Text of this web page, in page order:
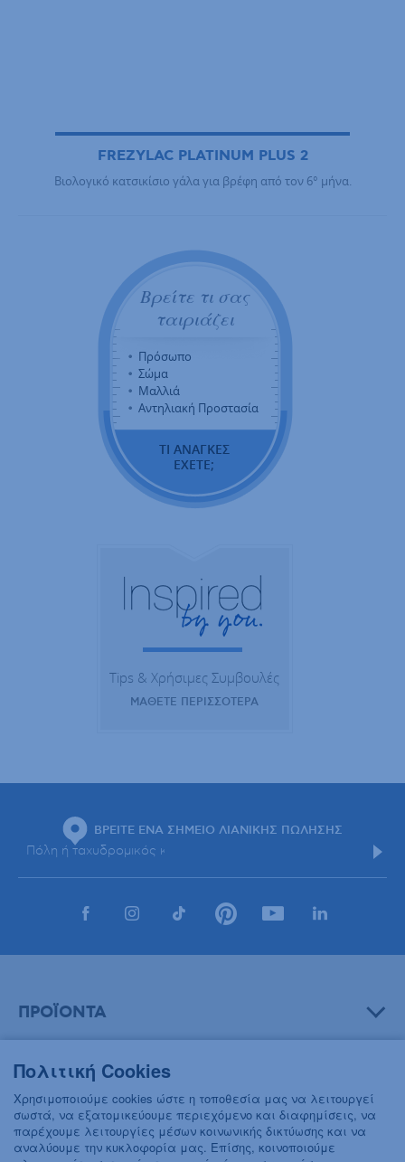
FREZYLAC PLATINUM PLUS 2
Βιολογικό κατσικίσιο γάλα για βρέφη από τον 6° μήνα.
Βρείτε τι σας
ταιριάζει
Πρόσωπο
Σώμα
Μαλλιά
Αντηλιακή Προστασία
ΤΙ ΑΝΑΓΚΕΣ
ΕΧΕΤΕ;
Tips & Χρήσιμες Συμβουλές
ΜΑΘΕΤΕ ΠΕΡΙΣΣΟΤΕΡΑ
ΒΡΕΙΤΕ ΕΝΑ ΣΗΜΕΙΟ ΛΙΑΝΙΚΗΣ ΠΩΛΗΣΗΣ
ΠΡΟΪΟΝΤΑ
ΒΟΗΘΕΙΑ
ΠΛΗΡΟΦΟΡΙΕΣ
Πολιτική Cookies
Χρησιμοποιούμε cookies ώστε η τοποθεσία μας να λειτουργεί
σωστά, να εξατομικεύουμε περιεχόμενο και διαφημίσεις, να
παρέχουμε λειτουργίες μέσων κοινωνικής δικτύωσης και να
αναλύουμε την κυκλοφορία μας. Επίσης, κοινοποιούμε